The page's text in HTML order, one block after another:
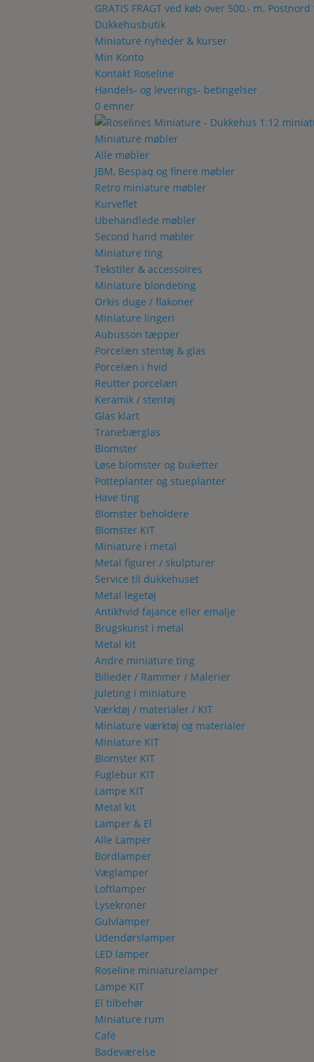
GRATIS FRAGT ved køb over 500,- m.
Dukkehusbutik
Miniature nyheder & kurser
Min Konto
Kontakt Roseline
Handels- og leverings- betingelser
0 emner
Miniature møbler
Alle møbler
JBM, Bespaq og finere møbler
Retro miniature møbler
Kurveflet
Ubehandlede møbler
Second hand møbler
Miniature ting
Tekstiler & accessoires
Miniature blondeting
Orkis duge / flakoner
Miniature lingeri
Aubusson tæpper
Porcelæn stentøj & glas
Porcelæn i hvid
Reutter porcelæn
Keramik / stentøj
Glas klart
Tranebærglas
Blomster
Løse blomster og buketter
Potteplanter og stueplanter
Have ting
Blomster beholdere
Blomster KIT
Miniature i metal
Metal figurer / skulpturer
Service til dukkehuset
Metal legetøj
Antikhvid fajance eller emalje
Brugskunst i metal
Metal kit
Andre miniature ting
Billeder / Rammer / Malerier
Juleting i miniature
Værktøj / materialer / KIT
Miniature værktøj og materialer
Miniature KIT
Blomster KIT
Fuglebur KIT
Lampe KIT
Metal kit
Lamper & El
Alle Lamper
Bordlamper
Væglamper
Loftlamper
Lysekroner
Gulvlamper
Udendørslamper
LED lamper
Roseline miniaturelamper
Lampe KIT
El tilbehør
Miniature rum
Café
Badeværelse